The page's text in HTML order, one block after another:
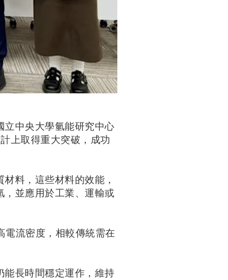
立中央大學氫能研究中心
上取得重大突破，成功
料，這些材料的效能，
，並應用於工業、運輸或
電流密度，相較傳統需在
能長時間穩定運作，維持